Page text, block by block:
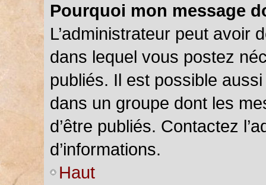
Pourquoi mon message
L’administrateur peut avoir
dans lequel vous postez
publiés. Il est possible
dans un groupe dont les
d’être publiés. Contactez
d’informations.
Haut